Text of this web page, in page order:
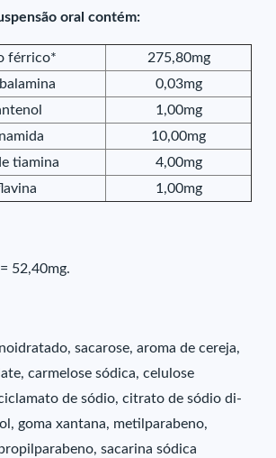
oral contém:
férrico*
275,80mg
0,03mg
1,00mg
10,00mg
tiamina
4,00mg
1,00mg
52,40mg.
sacarose, aroma de cereja,
carmelose sódica, celulose
de sódio, citrato de sódio di-
goma xantana, metilparabeno,
sacarina sódica